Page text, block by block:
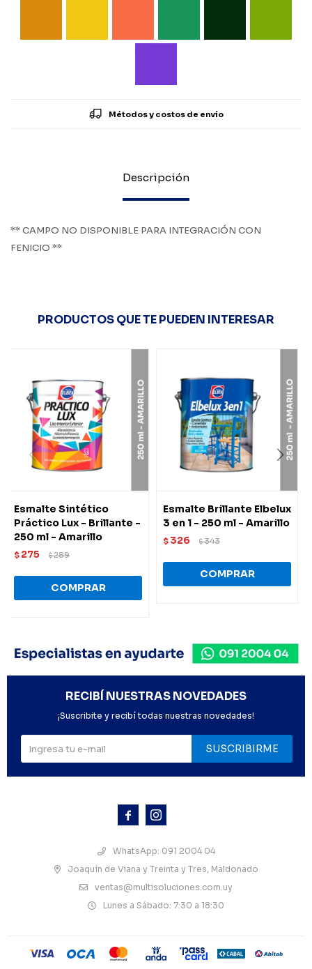
Métodos y costos de envío
Descripción
** CAMPO NO DISPONIBLE PARA INTEGRACIÓN CON
FENICIO **
PRODUCTOS QUE TE PUEDEN INTERESAR
Esmalte Sintético
Práctico Lux - Brillante -
250 ml - Amarillo
$ 275 $289
Esmalte Brillante Elbelux
3 en 1 - 250 ml - Amarillo
$ 326 $343
 
WhatsApp: 091 2004 04
Joaquín de Viana y Treinta y Tres, Maldonado
ventas@multisoluciones.com.uy
Lunes a Sábado: 7:30 a 18:30
RECIBÍ NUESTRAS NOVEDADES
¡Suscribite y recibí todas nuestras novedades!
SUSCRIBIRME